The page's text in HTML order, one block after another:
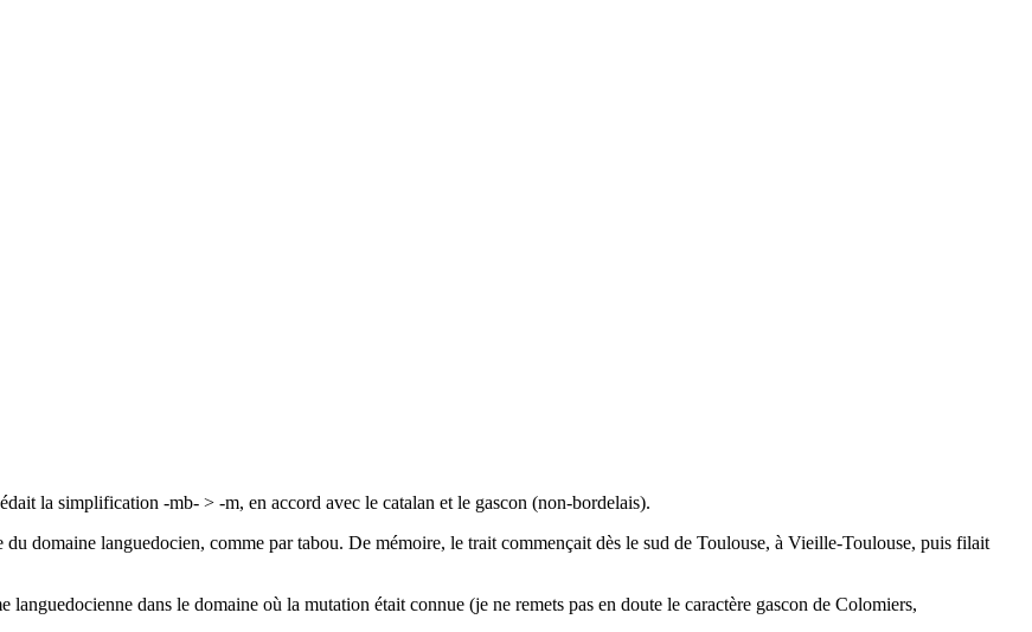
la simplification -mb- > -m, en accord avec le catalan et le gascon (non-bordelais).
domaine languedocien, comme par tabou. De mémoire, le trait commençait dès le sud de Toulouse, à Vieille-Toulouse, puis filait
languedocienne dans le domaine où la mutation était connue (je ne remets pas en doute le caractère gascon de Colomiers,